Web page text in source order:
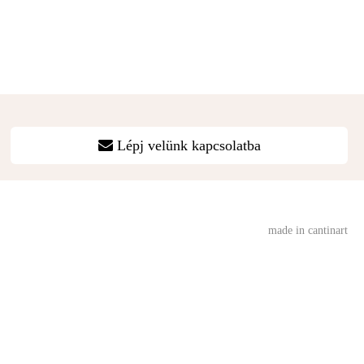
Lépj velünk kapcsolatba
made in cantinart